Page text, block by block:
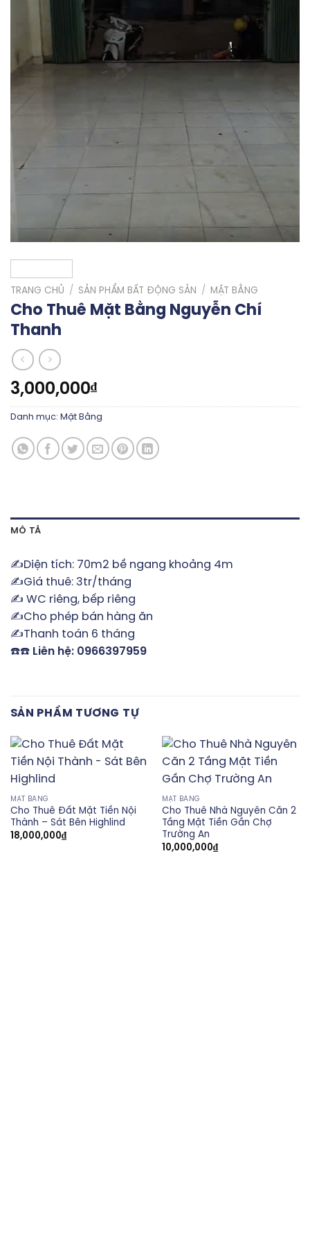
TRANG CHỦ / SẢN PHẨM BẤT ĐỘNG SẢN / MẶT BẰNG
Cho Thuê Mặt Bằng Nguyễn Chí
Thanh
3,000,000₫
Danh mục: Mặt Bằng
MÔ TẢ
✍️Diện tích: 70m2 bề ngang khoảng 4m
✍️Giá thuê: 3tr/tháng
✍️ WC riêng, bếp riêng
✍️Cho phép bán hàng ăn
✍️Thanh toán 6 tháng
☎️☎️ Liên hệ: 0966397959
SẢN PHẨM TƯƠNG TỰ
MẶT BẰNG
Cho Thuê Đất Mặt Tiền Nội
Thành – Sát Bên Highlind
18,000,000₫
MẶT BẰNG
Cho Thuê Nhà Nguyên Căn 2
Tầng Mặt Tiền Gần Chợ
Trường An
10,000,000₫